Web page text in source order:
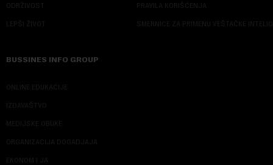
ODRŽIVOST
LEPŠI ŽIVOT
PRAVILA KORIŠĆENJA
SMERNICE ZA PRIMENU VEŠTAČKE
BUSSINES INFO GROUP
ONLINE EDUKACIJE
IZDAVAŠTVO
MEDIJSKE OBUKE
ORGANIZACIJA DOGADJAJA
EKONOM I JA